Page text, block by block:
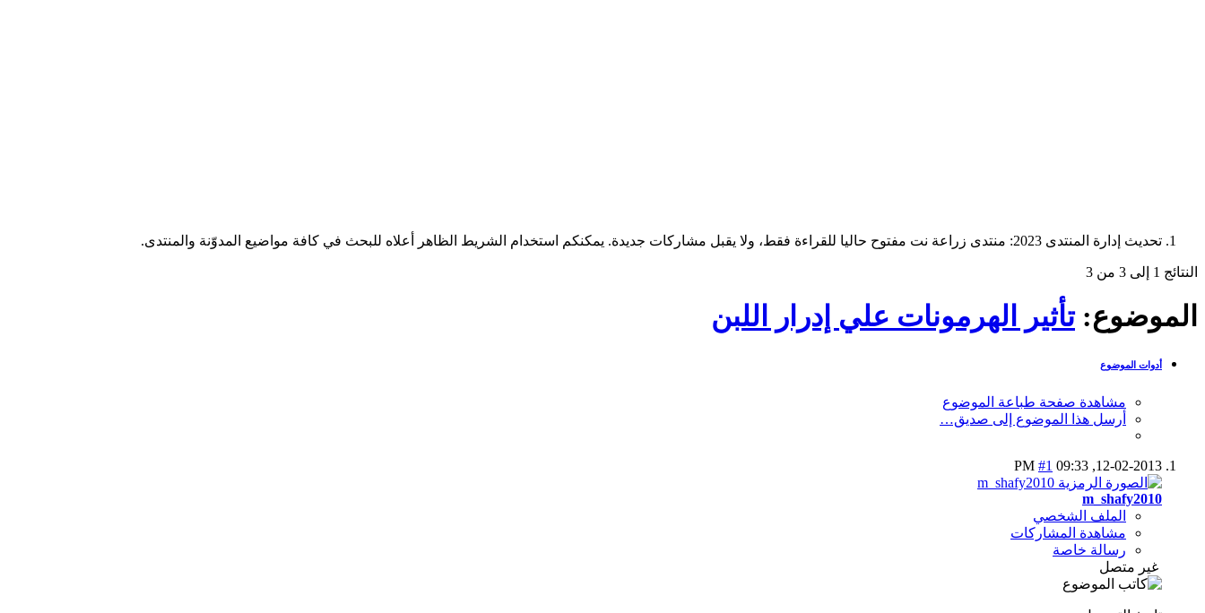
تحديث إدارة المنتدى 2023: منتدى زراعة نت مفتوح حاليا للقراءة فقط، ولا يقبل مشاركات جديدة. يمكنكم استخدام الشريط الظاهر أعلاه للبحث في كافة مواضيع المدوّنة والمنتدى.
النتائج 1 إلى 3 من 3
الموضوع:تأثير الهرمونات علي إدرار اللبن
أدوات الموضوع
مشاهدة صفحة طباعة الموضوع
أرسل هذا الموضوع إلى صديق…
12-02-2013,
09:33 PM
#1
m_shafy2010
الملف الشخصي
مشاهدة المشاركات
رسالة خاصة
غير متصل